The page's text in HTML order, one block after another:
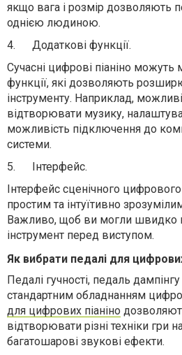
якщо вага і розмір дозволяють
однією людиною.
4.
Додаткові функції.
Сучасні цифрові піаніно можуть
функції, які дозволяють
інструменту. Наприклад,
відтворювати музику,
можливість підключення до
системи.
5.
Інтерфейс.
Інтерфейс сценічного
простим та інтуїтивно
Важливо, щоб ви могли швидко
інструмент перед виступом.
Як вибрати педалі для
Педалі гучності, педаль
стандартним обладнанням
для цифрових піаніно
відтворювати різні техніки гри
багатошарові звукові ефекти.